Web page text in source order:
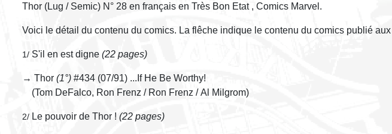
Thor (Lug / Semic) N° 28 en français en Très Bon Etat , Comics Marvel.
Voici le détail du contenu du comics. La flêche indique le contenu du comics publié
1/ S'il en est digne (22 pages)
→ Thor (1°) #434 (07/91) ...If He Be Worthy!
(Tom DeFalco, Ron Frenz / Ron Frenz / Al Milgrom)
2/ Le pouvoir de Thor ! (22 pages)